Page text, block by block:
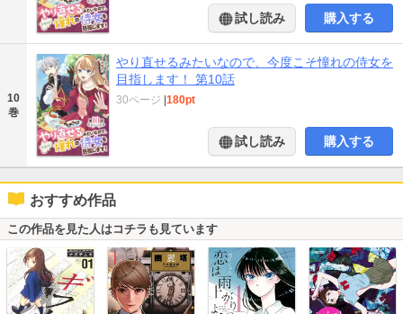
試し読み 購入する
10
巻
やり直せるみたいなので、今度こそ憧れの侍女を
目指します！ 第10話
30ページ |180pt
試し読み 購入する
おすすめ作品
この作品を見た人はコチラも見ています